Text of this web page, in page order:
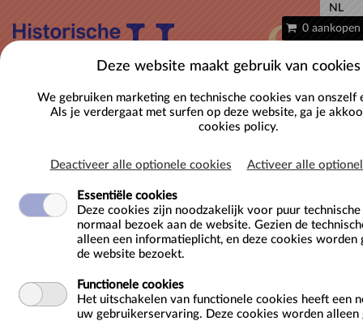
NL
0 aankopen
De clash der tijden - Lagere School
Gravensteen
Sint-Veerleplein 11
9000 Gent
Deze website maakt gebruik van cookies
We gebruiken marketing en technische cookies van onszelf
Als je verdergaat met surfen op deze website, ga je
cookies policy.
Deactiveer alle optionele cookies Activeer alle
Essentiële cookies
Deze cookies zijn noodzakelijk voor puur
normaal bezoek aan de website. Gezien de
alleen een informatieplicht, en deze cookies worden
de website bezoekt.
Functionele cookies
Het uitschakelen van functionele cookies heeft een
uw gebruikerservaring. Deze cookies worden alleen